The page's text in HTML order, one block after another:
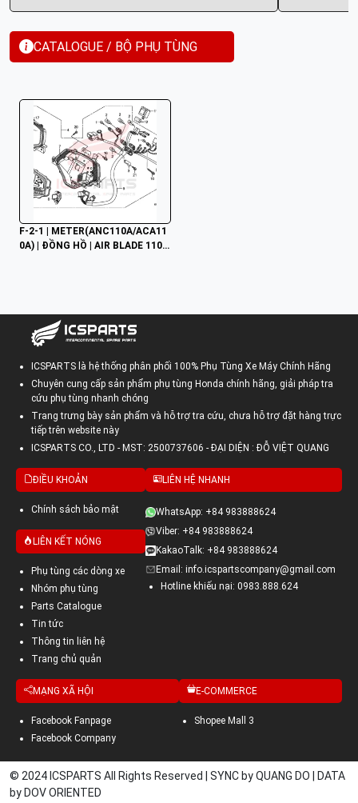
CATALOGUE / BỘ PHỤ TÙNG
F-2-1 | METER(ANC110A/ACA11
0A) | ĐỒNG HỒ | AIR BLADE 110
ICSPARTS là hệ thống phân phối 100% Phụ Tùng Xe Máy Chính Hãng
Chuyên cung cấp sản phẩm phụ tùng Honda chính hãng, giải pháp tra
cứu phụ tùng nhanh chóng
Trang trưng bày sản phẩm và hỗ trợ tra cứu, chưa hỗ trợ đặt hàng trực
tiếp trên website này
ICSPARTS CO., LTD - MST: 2500737606 - ĐẠI DIỆN : ĐỖ VIỆT QUANG
ĐIỀU KHOẢN
Chính sách bảo mật
LIÊN KẾT NÓNG
Phụ tùng các dòng xe
Nhóm phụ tùng
Parts Catalogue
Tin tức
Thông tin liên hệ
Trang chủ quản
LIÊN HỆ NHANH
WhatsApp: +84 983888624
Viber: +84 983888624
KakaoTalk: +84 983888624
Email: info.icspartscompany@gmail.com
Hotline khiếu nại: 0983.888.624
MẠNG XÃ HỘI
Facebook Fanpage
Facebook Company
E-COMMERCE
Shopee Mall 3
© 2024 ICSPARTS All Rights Reserved | SYNC by QUANG DO | DATA
by DOV ORIENTED